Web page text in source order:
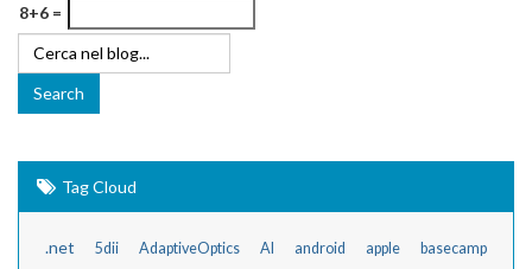
8+6 =
Tag Cloud
.net 5dii AdaptiveOptics AI android apple basecamp